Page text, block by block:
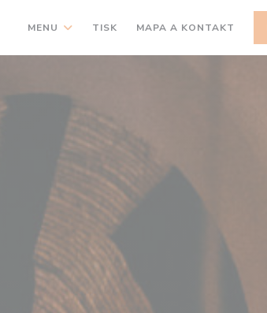
MENU TISK MAPA A KONTAKT